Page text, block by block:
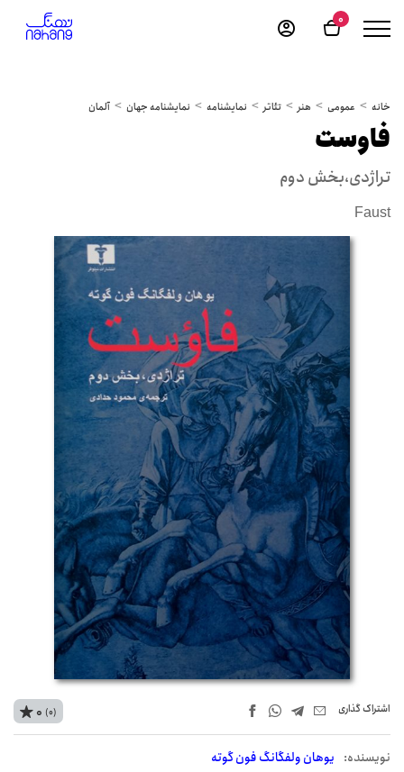
0
خانه عمومی هنر تئاتر نمایشنامه نمایشنامه جهان آلمان
فاوست
تراژدی،بخش دوم
Faust
اشتراک‌ گذاری
نويسنده: یوهان ولفگانگ فون گوته
0 (0)